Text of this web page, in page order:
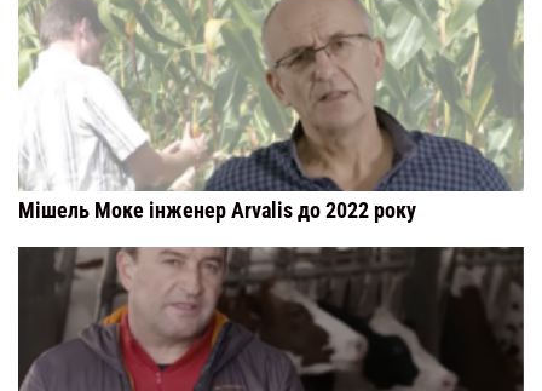
Мішель Моке інженер Arvalis до 2022 року